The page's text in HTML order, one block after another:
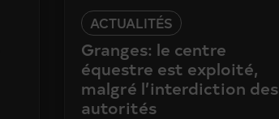
ACTUALITÉS
Granges: le centre
équestre est exploité,
malgré l’interdiction des
autorités